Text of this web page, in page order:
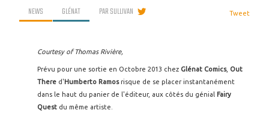
NEWS GLÉNAT PARSULLIVAN Tweet
Courtesy of Thomas Rivière,
Prévu pour une sortie en Octobre 2013 chez Glénat Comics, Out
There d'Humberto Ramosrisque de se placer instantanément
dans le haut du panier de l'éditeur, aux côtés du génial Fairy
Quest du même artiste.